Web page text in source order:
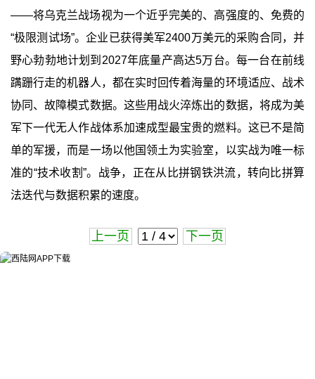
——将乌克兰战场视为一个近乎完美的、高强度的、免费的
“极限测试场”。企业已获得美军2400万美元的采购合同，并
野心勃勃地计划到2027年底量产高达5万台。每一台在前线
蹒跚行走的机器人，都在实时回传着海量的环境适应、战术
协同、故障模式数据。这些用战火淬炼出的数据，将成为美
军下一代无人作战体系加速成型最宝贵的燃料。这已不是简
单的军援，而是一场以他国领土为实验室，以实战为唯一标
准的“技术收割”。战争，正在从比拼钢铁洪流，转向比拼算
法迭代与数据积累的速度。
上一页 下一页